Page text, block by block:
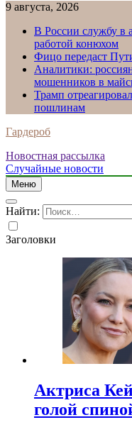
9 августа, 2026
В России службу в
работой конюхом
Фицо передаст
Аналитики:
мошенников в
Трамп
пошлинам
Гардероб
Новостная рассылка
Случайные новости
Меню
Найти:
Заголовки
Актриса
голой